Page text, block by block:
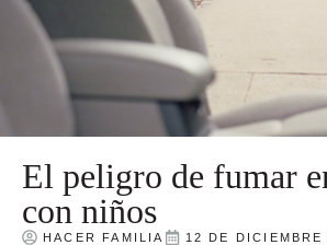
El peligro de fumar
con niños
HACER FAMILIA 12 DE DICIEMBRE